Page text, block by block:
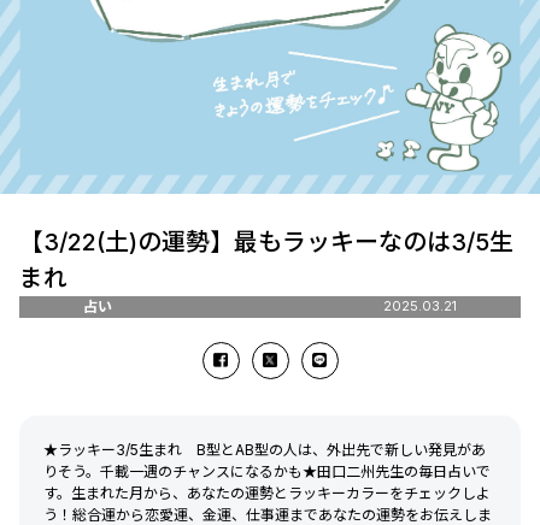
【3/22(土)の運勢】最もラッキーなのは3/5生
まれ
占い 2025.03.21
★ラッキー3/5生まれ B型とAB型の人は、外出先で新しい発見があ
りそう。千載一遇のチャンスになるかも★田口二州先生の毎日占いで
す。生まれた月から、あなたの運勢とラッキーカラーをチェックしよ
う！総合運から恋愛運、金運、仕事運まであなたの運勢をお伝えしま